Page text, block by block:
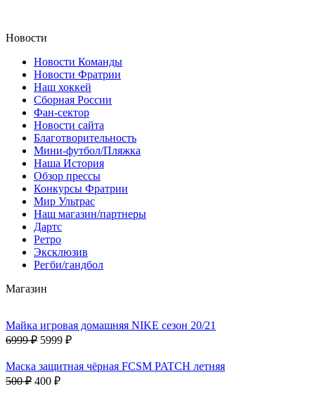
Новости
Новости Команды
Новости Фратрии
Наш хоккей
Сборная России
Фан-cектор
Новости сайта
Благотворительность
Мини-футбол/Пляжка
Наша История
Обзор прессы
Конкурсы Фратрии
Мир Ультрас
Наш магазин/партнеры
Дартс
Ретро
Эксклюзив
Регби/гандбол
Магазин
Майка игровая домашняя NIKE сезон 20/21
6999 ₽ 5999 ₽
Маска защитная чёрная FCSM PATCH летняя
500 ₽ 400 ₽